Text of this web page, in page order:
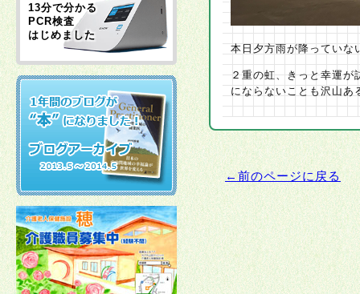
本日夕方雨が降っていな
２重の虹、きっと幸運が
にならないことも沢山
←前のページに戻る
13分で分かる
PCR検査
はじめました